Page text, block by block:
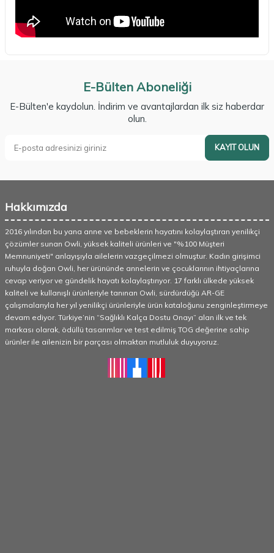
E-Bülten Aboneliği
E-Bülten'e kaydolun. İndirim ve avantajlardan ilk siz haberdar
olun.
KAYIT OLUN
Hakkımızda
2016 yılından bu yana anne ve bebeklerin hayatını kolaylaştıran yenilikçi
çözümler sunan Owli, yüksek kaliteli ürünleri ve "%100 Müşteri
Memnuniyeti" anlayışıyla ailelerin vazgeçilmezi olmuştur. Kadın girişimci
ruhuyla doğan Owli, her ürününde annelerin ve çocuklarının ihtiyaçlarına
cevap veriyor ve gündelik hayatı kolaylaştırıyor. 17 farklı ülkede yüksek
kaliteli ve kullanışlı ürünleriyle tanınan Owli, sürdürdüğü AR-GE
çalışmalarıyla her yıl yenilikçi ürünleriyle ürün kataloğunu zenginleştirmeye
devam ediyor. Türkiye’nin “Sağlıklı Kalça Dostu Onayı” alan ilk ve tek
markası olarak, ödüllü tasarımlar ve test edilmiş TOG değerine sahip
ürünler ile ailenizin bir parçası olmaktan mutluluk duyuyoruz.